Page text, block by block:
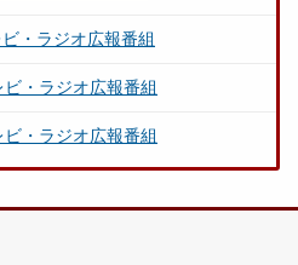
・ラジオ広報番組
・ラジオ広報番組
・ラジオ広報番組